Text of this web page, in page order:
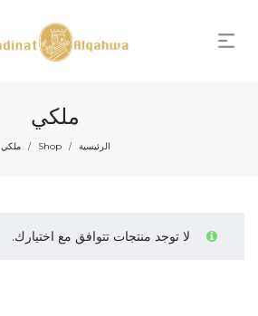
ملكي
الرئيسية /
Shop
/ ملكي
لا توجد منتجات تتوافق مع اختيارك.